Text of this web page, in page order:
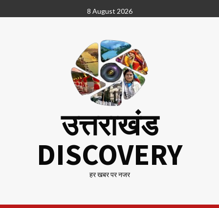
to
8 August 2026
उत्तराखंड
DISCOVERY
हर खबर पर नजर